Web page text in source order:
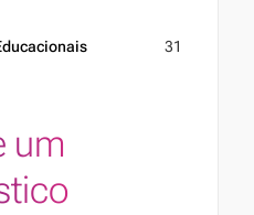
31
um